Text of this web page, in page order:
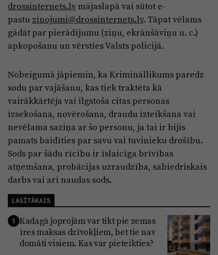
drossinternets.lvmājaslapā vai sūtot e-
pastu zinojumi@drossinternets.lv. Tāpat vēlams
gādāt par pierādījumu (ziņu, ekrānšāviņu u. c.)
apkopošanu un vērsties Valsts policijā.
Nobeigumā jāpiemin, ka Krimināllikums paredz
sodu par vajāšanu, kas tiek traktēta kā
vairākkārtēja vai ilgstoša citas personas
izsekošana, novērošana, draudu izteikšana vai
nevēlama saziņa ar šo personu, ja tai ir bijis
pamats baidīties par savu vai tuvinieku drošību.
Sods par šādu rīcību ir īslaicīga brīvības
atņemšana, probācijas uzraudzība, sabiedriskais
darbs vai arī naudas sods.
LASĪTĀKAIS
1 Kadagā joprojām var tikt pie zemas
īres maksas dzīvokļiem, bet tie nav
domāti visiem. Kas var pieteikties?